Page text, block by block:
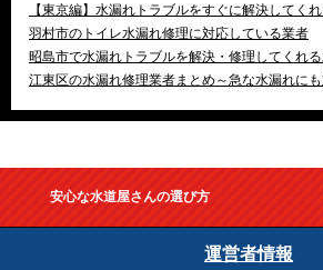
【埼玉編】水漏れトラブルをすぐに解決して
【栃木編】水漏れトラブルをすぐに解決して
【千葉編】水漏れトラブルをすぐに解決して
【茨城編】水漏れトラブルをすぐに解決して
【岩手編】水漏れトラブルをすぐに解決して
【秋田編】水漏れトラブルをすぐに解決して
【東京編】水漏れトラブルをすぐに解決してく
羽村市のトイレ水漏れ修理に対応している業者
昭島市で水漏れトラブルを解決・修理してくれ
江東区の水漏れ修理業者まとめ～急な水漏れに
安心な水道屋さんの選び方
運営者情報